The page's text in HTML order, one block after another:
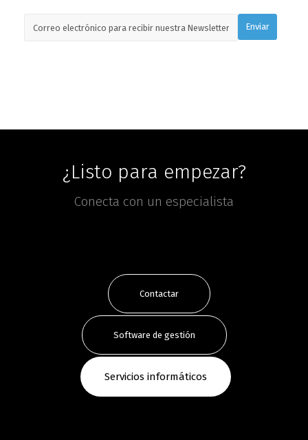
¿Listo para empezar?
Conecta con un especialista
Contactar
Software de gestión
Servicios informáticos